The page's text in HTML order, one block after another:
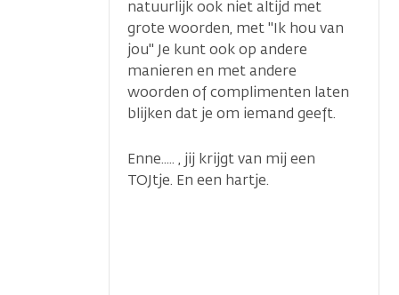
natuurlijk ook niet altijd met
grote woorden, met "Ik hou van
jou" Je kunt ook op andere
manieren en met andere
woorden of complimenten laten
blijken dat je om iemand geeft.
Enne..... , jij krijgt van mij een
TOJtje. En een hartje.